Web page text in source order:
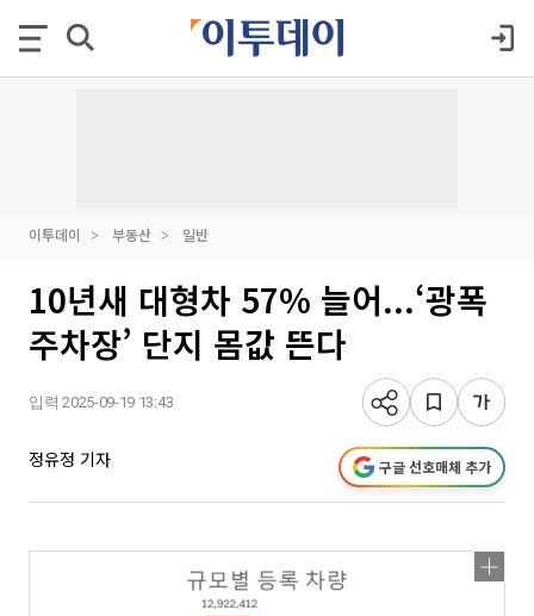
이투데이 부동산 일반
10년새 대형차 57% 늘어...‘광폭
주차장’ 단지 몸값 뜬다
입력 2025-09-19 13:43
정유정 기자 구글 선호매체 추가